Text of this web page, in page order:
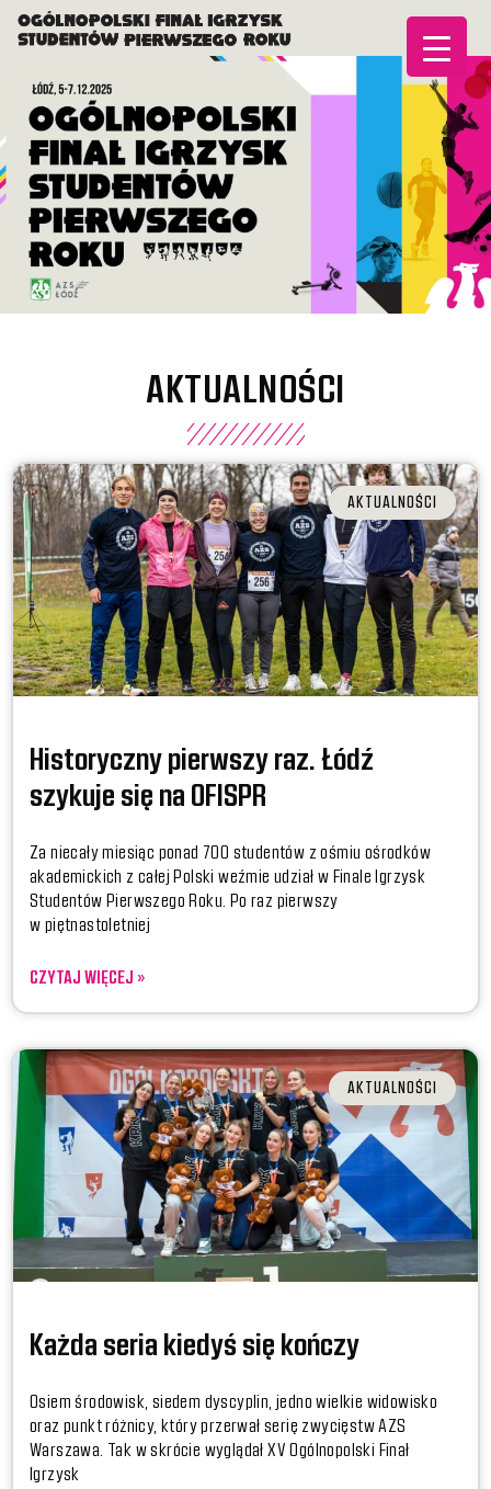
AKTUALNOŚCI
AKTUALNOŚCI
Historyczny pierwszy raz. Łódź
szykuje się na OFISPR
Za niecały miesiąc ponad 700 studentów z ośmiu ośrodków
akademickich z całej Polski weźmie udział w Finale Igrzysk
Studentów Pierwszego Roku. Po raz pierwszy
w piętnastoletniej
CZYTAJ WIĘCEJ »
AKTUALNOŚCI
Każda seria kiedyś się kończy
Osiem środowisk, siedem dyscyplin, jedno wielkie widowisko
oraz punkt różnicy, który przerwał serię zwycięstw AZS
Warszawa. Tak w skrócie wyglądał XV Ogólnopolski Finał
Igrzysk